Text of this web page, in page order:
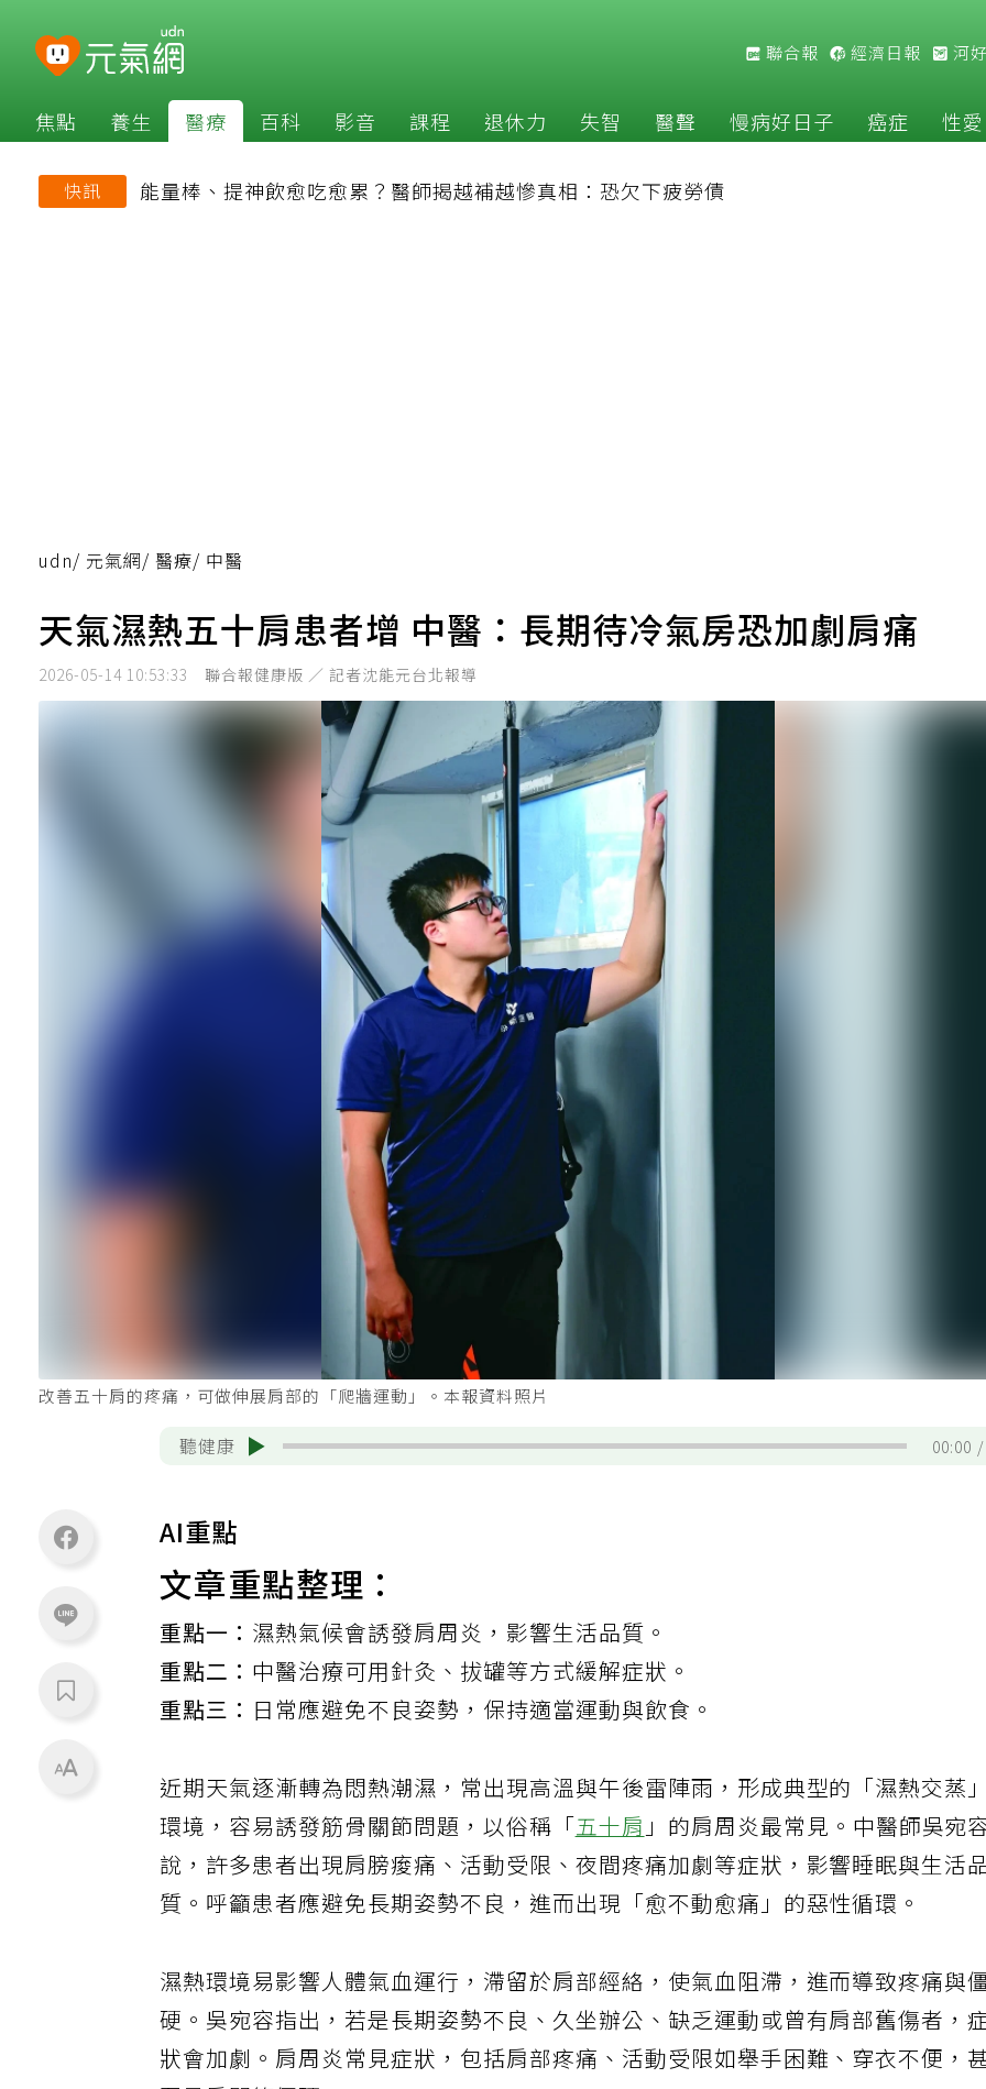
聯合報 經濟日報 河
焦點 養生 醫療 百科 影音 課程 退休力 失智 醫聲 慢病好日子 癌症 性愛
快訊 能量棒、提神飲愈吃愈累？醫師揭越補越慘真相：恐欠下疲勞債
udn/ 元氣網/ 醫療/ 中醫
天氣濕熱五十肩患者增 中醫：長期待冷氣房恐加劇肩痛
2026-05-14 10:53:33 聯合報健康版 ／ 記者沈能元台北報導
改善五十肩的疼痛，可做伸展肩部的「爬牆運動」。本報資料照片
聽健康 00:00
AI重點
文章重點整理：
重點一： 濕熱氣候會誘發肩周炎，影響生活品質。
重點二： 中醫治療可用針灸、拔罐等方式緩解症狀。
重點三： 日常應避免不良姿勢，保持適當運動與飲食。
近期天氣逐漸轉為悶熱潮濕，常出現高溫與午後雷陣雨，形成典型的「濕熱交蒸」
環境，容易誘發筋骨關節問題，以俗稱「五十肩」的肩周炎最常見。中醫師吳宛
說，許多患者出現肩膀痠痛、活動受限、夜間疼痛加劇等症狀，影響睡眠與生活
質。呼籲患者應避免長期姿勢不良，進而出現「愈不動愈痛」的惡性循環。
濕熱環境易影響人體氣血運行，滯留於肩部經絡，使氣血阻滯，進而導致疼痛與
硬。吳宛容指出，若是長期姿勢不良、久坐辦公、缺乏運動或曾有肩部舊傷者，
狀會加劇。肩周炎常見症狀，包括肩部疼痛、活動受限如舉手困難、穿衣不便，